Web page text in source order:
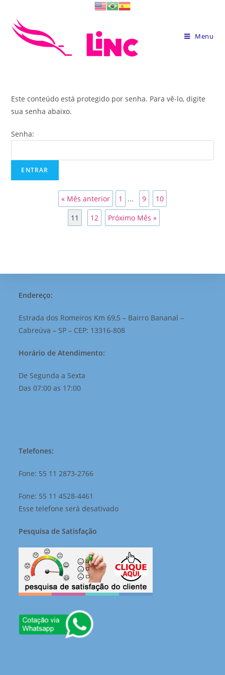
content
Menu
Este conteúdo está protegido por senha. Para vê-lo, digite
sua senha abaixo.
Senha:
« Mês anterior 1 ... 9
10
11
12 Próximo Mês »
Endereço:
Estrada dos Romeiros Km 69,5 – Bairro Bananal –
Cabreúva – SP – CEP: 13316-808
Horário de Atendimento:
De Segunda a Sexta
Das 07:00 as 17:00
Telefones:
Fone: 55 11 2873-2766
Fone: 55 11 4528-4461
Esse telefone será desativado
Pesquisa de Satisfação